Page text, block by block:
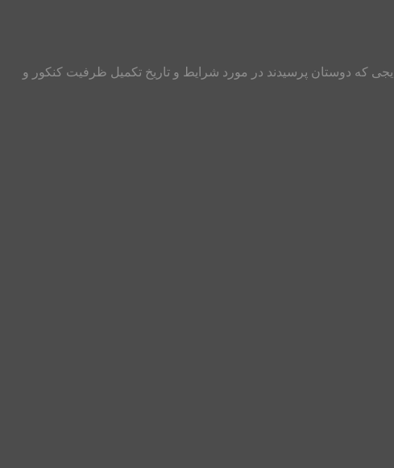
عزیزان بعضی از سوالات رایجی که دوستان پرسیدند در مورد شرایط و تاریخ تکمیل ظرفیت کنکور و